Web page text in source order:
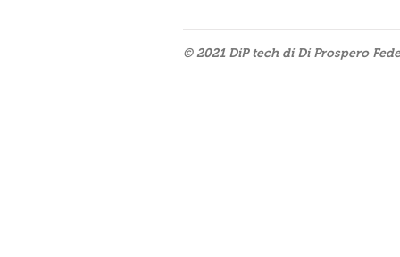
© 2021 DiP tech di Di Prospero